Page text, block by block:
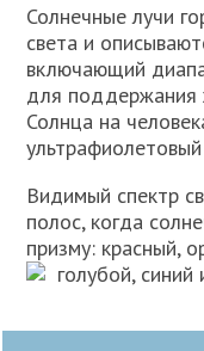
Солнечные лучи
света и
включающий
для поддержания
Солнца на
Видимый спектр
полос, когда
призму: красный,
голубой,